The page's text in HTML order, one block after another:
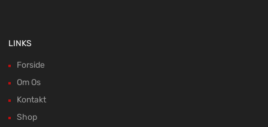
LINKS
Forside
Om Os
Kontakt
Shop